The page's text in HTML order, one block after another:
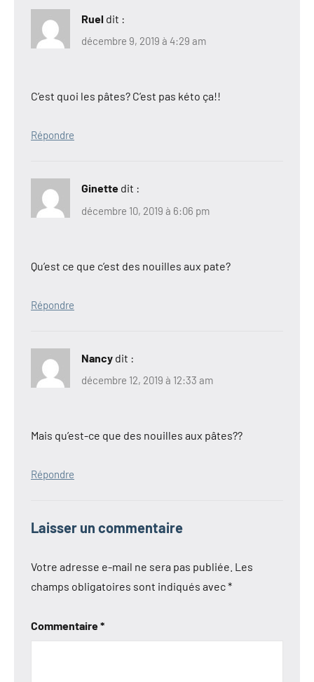
Ruel dit :
décembre 9, 2019 à 4:29 am
C’est quoi les pâtes? C’est pas kéto ça!!
Répondre
Ginette dit :
décembre 10, 2019 à 6:06 pm
Qu’est ce que c’est des nouilles aux pate?
Répondre
Nancy dit :
décembre 12, 2019 à 12:33 am
Mais qu’est-ce que des nouilles aux pâtes??
Répondre
Laisser un commentaire
Votre adresse e-mail ne sera pas publiée. Les
champs obligatoires sont indiqués avec*
Commentaire*